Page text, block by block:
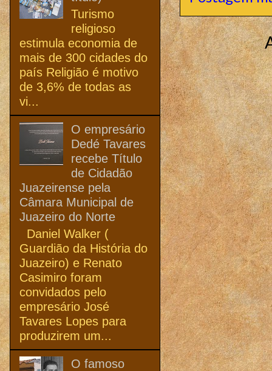
Turismo
religioso
estimula economia de
mais de 300 cidades do
país Religião é motivo
de 3,6% de todas as
vi...
O empresário
Dedé Tavares
recebe Título
de Cidadão
Juazeirense pela
Câmara Municipal de
Juazeiro do Norte
Daniel Walker (
Guardião da História do
Juazeiro) e Renato
Casimiro foram
convidados pelo
empresário José
Tavares Lopes para
produzirem um...
O famoso